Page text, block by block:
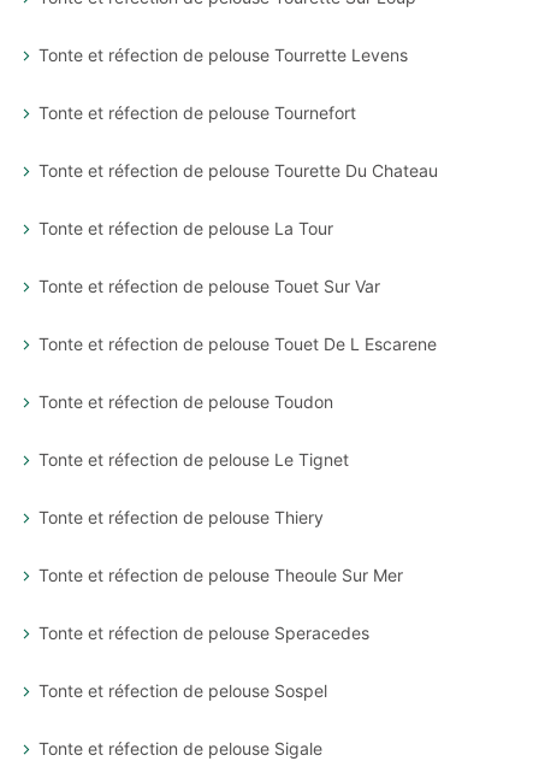
Tonte et réfection de pelouse Tourrette Levens
Tonte et réfection de pelouse Tournefort
Tonte et réfection de pelouse Tourette Du Chateau
Tonte et réfection de pelouse La Tour
Tonte et réfection de pelouse Touet Sur Var
Tonte et réfection de pelouse Touet De L Escarene
Tonte et réfection de pelouse Toudon
Tonte et réfection de pelouse Le Tignet
Tonte et réfection de pelouse Thiery
Tonte et réfection de pelouse Theoule Sur Mer
Tonte et réfection de pelouse Speracedes
Tonte et réfection de pelouse Sospel
Tonte et réfection de pelouse Sigale